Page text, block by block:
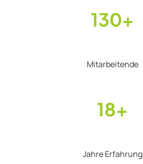
130+
Mitarbeitende
18+
Jahre Erfahrung